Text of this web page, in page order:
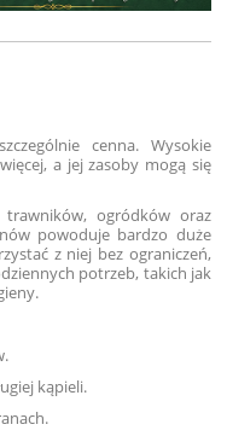
cenna. Wysokie
a jej zasoby mogą się
trawników, ogródków oraz
powoduje bardzo duże
z niej bez ograniczeń,
potrzeb, takich jak
kąpieli.